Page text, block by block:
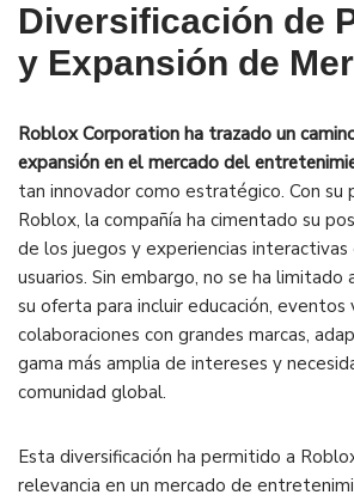
Diversificación de
y Expansión de
Roblox Corporation ha trazado un
expansión en el mercado del
tan innovador como estratégico. Con
Roblox, la compañía ha cimentado su
de los juegos y experiencias
usuarios. Sin embargo, no se ha limitado
su oferta para incluir educación, eventos
colaboraciones con grandes marcas,
gama más amplia de intereses y
comunidad global.
Esta diversificación ha permitido a
relevancia en un mercado de